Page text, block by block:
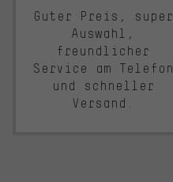
Guter Preis, super
Auswahl,
freundlicher
Service am Telefon
und schneller
Versand.